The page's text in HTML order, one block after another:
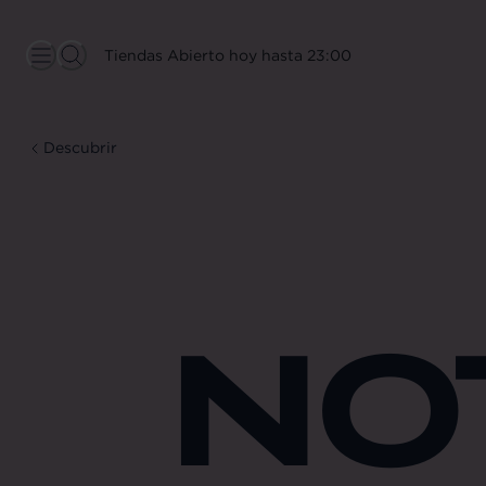
Comer y beber Abierto hoy hasta 23:00
Descubrir